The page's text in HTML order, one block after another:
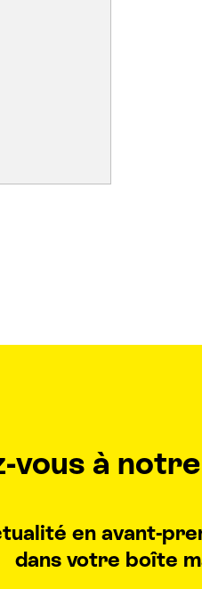
vous à
en avant-
dans votre boîte